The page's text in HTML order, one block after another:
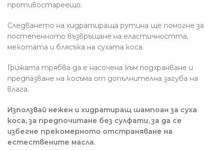
противостареещо.
Следването на хидратираща рутина ще помогне за
постепенното възвръщане на еластичността,
мекотата и блясъка на сухата коса.
Грижата трябва да е насочена към подхранване и
предпазване на косъма от допълнителна загуба на
влага.
Използвай нежен и хидратиращ шампоан за суха
коса, за предпочитане без сулфати, за да се
избегне прекомерното отстраняване на
естествените масла.